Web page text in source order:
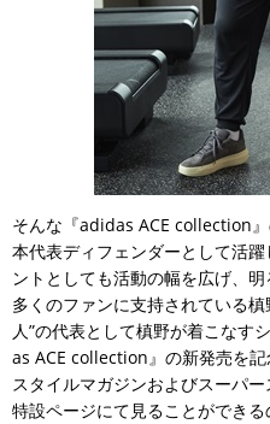
そんな『adidas ACE collection
本代表ディフェンダーとして活
ントとしても活動の幅を広げ、
多くのファンに支持されている
人”の代表として槙野が着こなす
as ACE collection』の新発売を
スタイルマガジンおよびスーパ
特設ページにて見ることができる